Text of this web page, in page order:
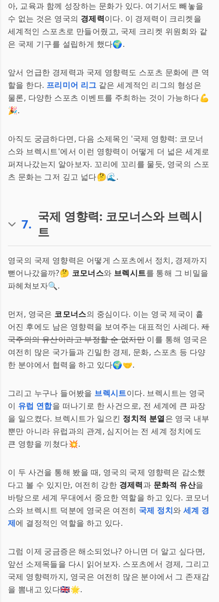
아, 교육과 함께 성장하는 문화가 있다. 여기서도 빼놓을
수 없는 것은 영국의 경제력이다. 이 경제력이 크리켓을
세계적인 스포츠로 만들어줬고, 국제 크리켓 위원회와 같
은 국제 기구를 설립하게 했다🌍.
앞서 언급한 경제력과 국제 영향력도 스포츠 문화에 큰 역
할을 한다. 프리미어 리그 같은 세계적인 리그의 형성은
물론, 다양한 스포츠 이벤트를 주최하는 것이 가능하다💪
🎉.
아직도 궁금하다면, 다음 소제목인 '국제 영향력: 코모너
스와 브렉시트'에서 이런 영향력이 어떻게 더 넓은 세계로
퍼져나갔는지 알아보자. 꼬리에 꼬리를 물듯, 영국의 스포
츠 문화는 그저 깊고 넓다🤔🌊.
7. 국제 영향력: 코모너스와 브렉시
트
영국의 국제 영향력은 어떻게 스포츠에서 정치, 경제까지
뻗어나갔을까?🤔 코모너스와 브렉시트를 통해 그 비밀을
파헤쳐보자🔍.
먼저, 영국은 코모너스의 중심이다. 이는 영국 제국이 흩
어진 후에도 남은 영향력을 보여주는 대표적인 사례다. 제
국주의의 유산이라고 부정할 순 없지만 이를 통해 영국은
여전히 많은 국가들과 긴밀한 경제, 문화, 스포츠 등 다양
한 분야에서 협력을 하고 있다🌍🤝.
그리고 누구나 들어봤을 브렉시트이다. 브렉시트는 영국
이 유럽 연합을 떠나기로 한 사건으로, 전 세계에 큰 파장
을 일으켰다. 브렉시트가 일으킨 정치적 분열은 영국 내부
뿐만 아니라 유럽과의 관계, 심지어는 전 세계 정치에도
큰 영향을 끼쳤다💥.
이 두 사건을 통해 봤을 때, 영국의 국제 영향력은 감소했
다고 볼 수 있지만, 여전히 강한 경제력과 문화적 유산을
바탕으로 세계 무대에서 중요한 역할을 하고 있다. 코모너
스와 브렉시트 덕분에 영국은 여전히 국제 정치와 세계 경
제에 결정적인 역할을 하고 있다.
그럼 이제 궁금증은 해소되었나? 아니면 더 알고 싶다면,
앞선 소제목들을 다시 읽어보자. 스포츠에서 경제, 그리고
국제 영향력까지, 영국은 여전히 많은 분야에서 그 존재감
을 뽐내고 있다🇬🇧🌟.